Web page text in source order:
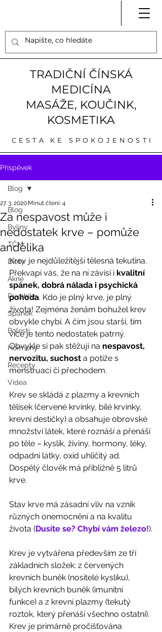
TRADIČNÍ ČÍNSKÁ
MEDICÍNA
MASÁŽE, KOUČINK,
KOSMETIKA
CESTA KE SPOKOJENOSTI
Příspěvek
Blog
Byliny
TČM
Diety
Akné
Psychika
Spánek
Bolesti
Hormony
Recepty
Videa
Blog
Za nespavost může i
nedostatek krve – pomůže
andělika
27. 3. 2020 Minut čtení: 4
Krev je nejdůležitější tělesná tekutina.
Překvapí vás, že na ní závisí i kvalitní
spánek, dobrá nálada i psychická
pohoda. Kdo je plný krve, je plný
života! Zejména ženám bohužel krev
obvykle chybí. A čím jsou starší, tím
více je tento nedostatek patrný.
Obvykle si pak stěžují na nespavost,
nervozitu, suchost a potíže s
menstruací či přechodem.
Krev se skládá z plazmy a krevních
tělísek (červené krvinky, bílé krvinky,
krevní destičky) a obsahuje obrovské
množství látek, které roznáší a přenáší
po těle – kyslík, živiny, hormony, léky,
odpadní látky, oxid uhličitý ad.
Dospělý člověk má přibližně 5 litrů
krve.
Stav krve má zásadní vliv na vznik
různých onemocnění a na kvalitu
života (Dusíte se? Chybí vám železo!).
Krev je vytvářena především ze tří
základních složek: z červených
krevních buněk (nositelé kyslíku),
bílých krevních buněk (imunitní
funkce) a z krevní plazmy (tekutý
roztok, který přenáší všechno ostatní).
Krev je primárně pročišťována